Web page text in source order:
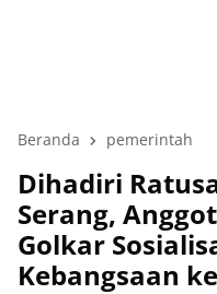
Beranda pemerintah
Dihadiri
Serang,
Golkar
Kebangsaan